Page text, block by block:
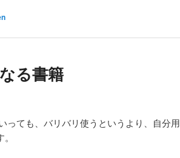
る書籍
っても、バリバリ使うというより、自分用